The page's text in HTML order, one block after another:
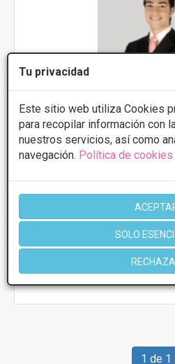
Tu privacidad
Este sitio web utiliza Cookies
para recopilar información con
nuestros servicios, así como
navegación. Política de cookies
SOLO
Aumento de pecho -
Calle Olivo 55, Jaén
CONSULTAR/CITA/
Más información
1 de 1